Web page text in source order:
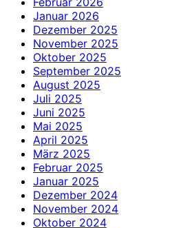
Januar 2026
Dezember 2025
November 2025
Oktober 2025
September 2025
August 2025
Juli 2025
Juni 2025
Mai 2025
April 2025
März 2025
Februar 2025
Januar 2025
Dezember 2024
November 2024
Oktober 2024